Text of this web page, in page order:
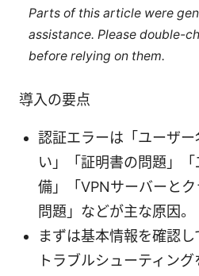
Parts of this article were
assistance. Please double-
before relying on them.
導入の要点
認証エラーは「ユーザー
い」「証明書の問題」
備」「VPNサーバーと
問題」などが主な原因。
まずは基本情報を確認
トラブルシューティン